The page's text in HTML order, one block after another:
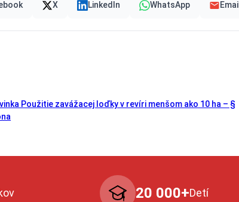
X LinkedIn WhatsApp Email
Použitie zavážacej loďky v revíri menšom ako 10 ha – §
20 000+Detí